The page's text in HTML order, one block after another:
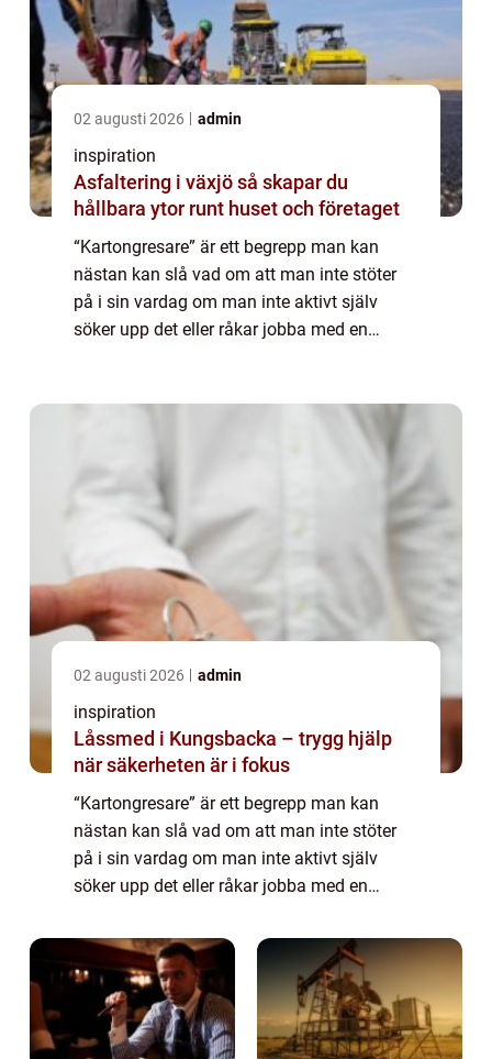
02 augusti 2026 admin
inspiration
Asfaltering i växjö så skapar du
hållbara ytor runt huset och företaget
“Kartongresare” är ett begrepp man kan
nästan kan slå vad om att man inte stöter
på i sin vardag om man inte aktivt själv
söker upp det eller råkar jobba med en
02 augusti 2026 admin
inspiration
Låssmed i Kungsbacka – trygg hjälp
när säkerheten är i fokus
“Kartongresare” är ett begrepp man kan
nästan kan slå vad om att man inte stöter
på i sin vardag om man inte aktivt själv
söker upp det eller råkar jobba med en